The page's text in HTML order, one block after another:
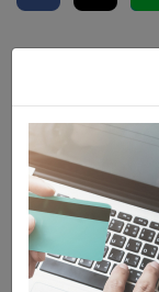
Detalles del